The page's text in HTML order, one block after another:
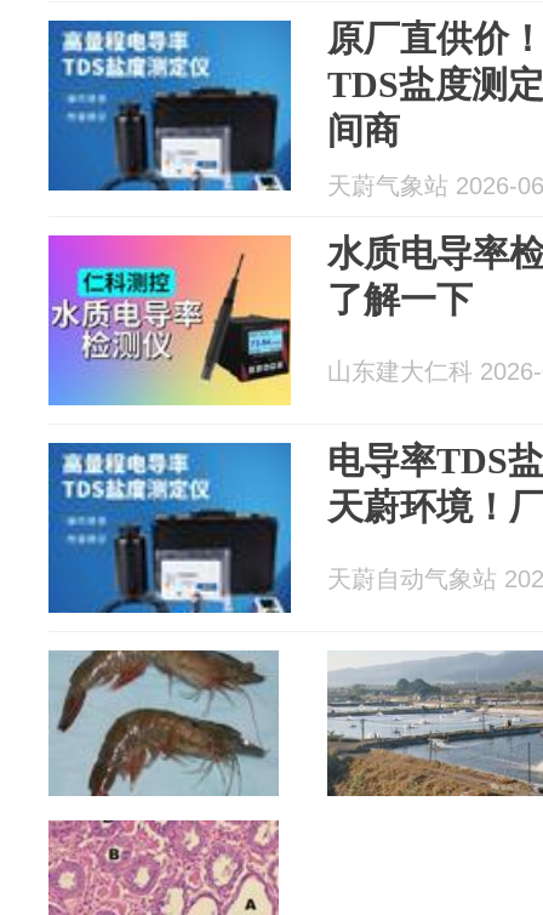
原厂直供价
TDS盐度测
间商
天蔚气象站 2026-
水质电导率
了解一下
山东建大仁科
电导率TDS
天蔚环境！
天蔚自动气象站